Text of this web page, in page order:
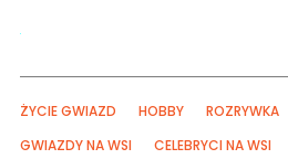
ŻYCIE GWIAZD HOBBY ROZRYWKA
GWIAZDY NA WSI
CELEBRYCI NA WSI